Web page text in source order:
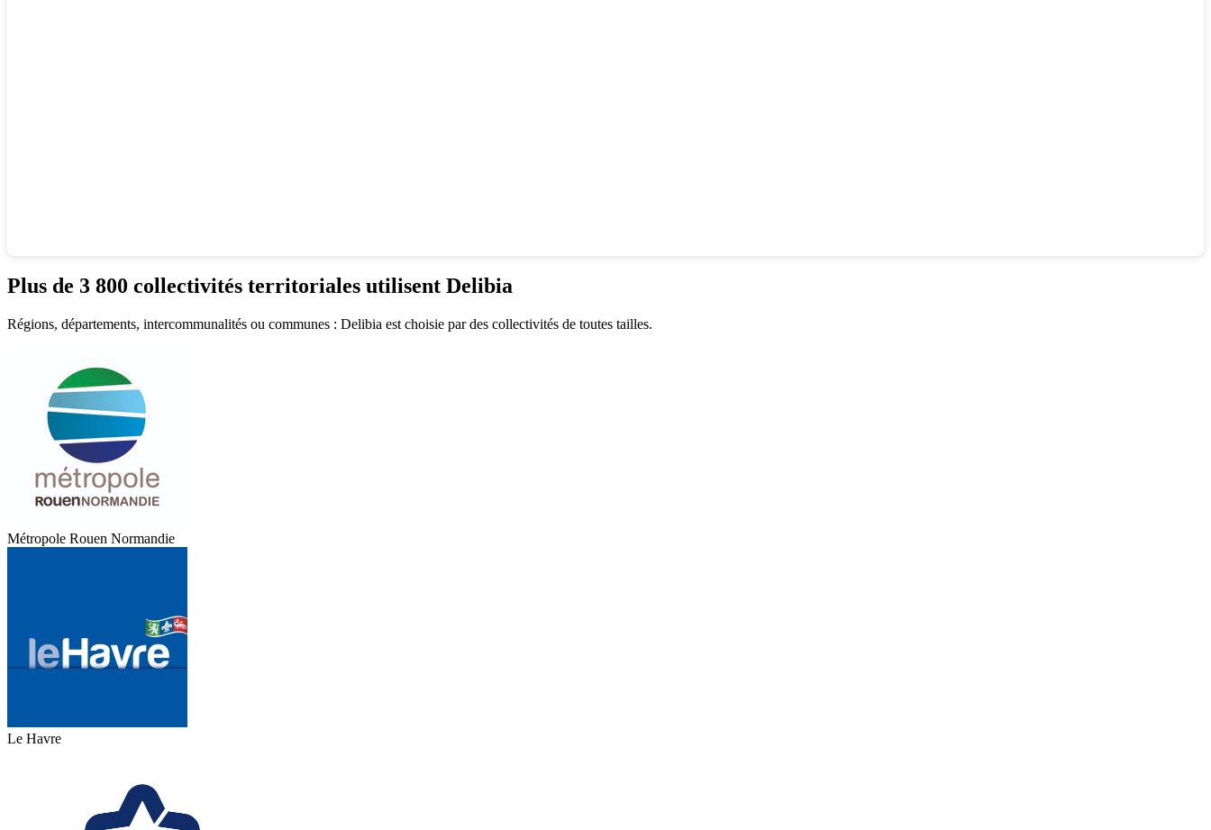
Plus de 3 800 collectivités territoriales utilisent Delibia
Régions, départements, intercommunalités ou communes : Delibia est choisie par des collectivités de toutes tailles.
Métropole Rouen Normandie
Le Havre